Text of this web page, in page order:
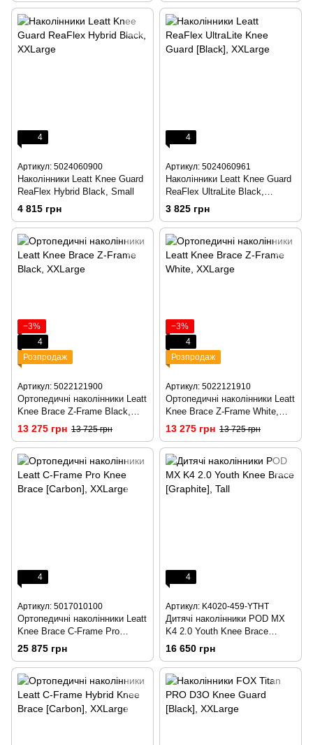
4
Артикул: 5024060900
Наколінники Leatt Knee Guard
ReaFlex Hybrid Black, Small
4 815 грн
4
Артикул: 5024060961
Наколінники Leatt Knee Guard
ReaFlex UltraLite Black,
Medium
3 825 грн
−3%
4
Розпродаж
Артикул: 5022121900
Ортопедичні наколінники Leatt
Knee Brace Z-Frame Black,
Small
13 275 грн 13 725 грн
−3%
4
Розпродаж
Артикул: 5022121910
Ортопедичні наколінники Leatt
Knee Brace Z-Frame White,
Small
13 275 грн 13 725 грн
4
Артикул: 5017010100
Ортопедичні наколінники Leatt
Knee Brace C-Frame Pro
[Carbon], MD/LG
25 875 грн
4
Артикул: K4020-459-YTHT
Дитячі наколінники POD MX
K4 2.0 Youth Knee Brace
[Graphite], Tall
16 650 грн